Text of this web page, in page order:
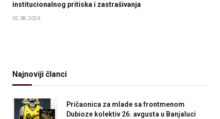
institucionalnog pritiska i zastrašivanja
02.08.2026
Najnoviji članci
Pričaonica za mlade sa frontmenom
Dubioze kolektiv 26. avgusta u Banjaluci